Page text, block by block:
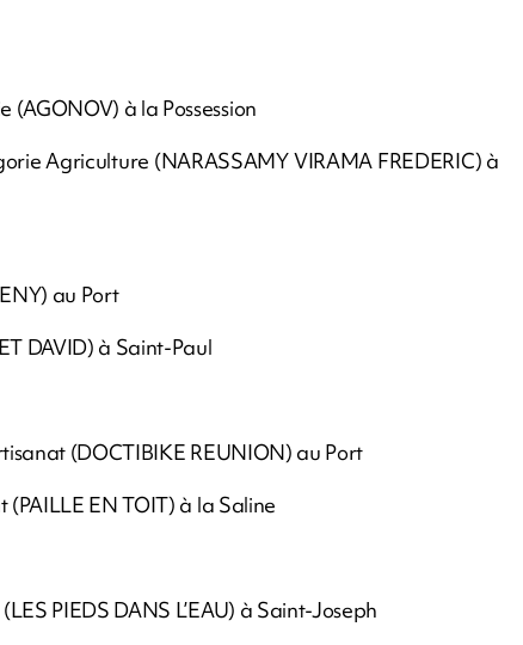
à la Possession
Agriculture (NARASSAMY VIRAMA FREDERIC) à
au Port
DAVID) à Saint-Paul
(DOCTIBIKE REUNION) au Port
EN TOIT) à la Saline
PIEDS DANS L’EAU) à Saint-Joseph